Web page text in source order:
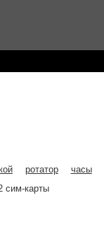
ротатор
часы
сим-карты